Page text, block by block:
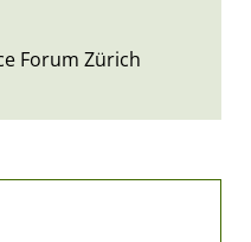
Forum Zürich